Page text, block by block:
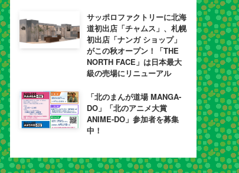
サッポロファクトリーに北海
道初出店「チャムス」、札幌
初出店「ナンガ ショップ」
がこの秋オープン！「THE
NORTH FACE」は日本最大
級の売場にリニューアル
「北のまんが道場 MANGA-
DO」「北のアニメ大賞
ANIME-DO」参加者を募集
中！